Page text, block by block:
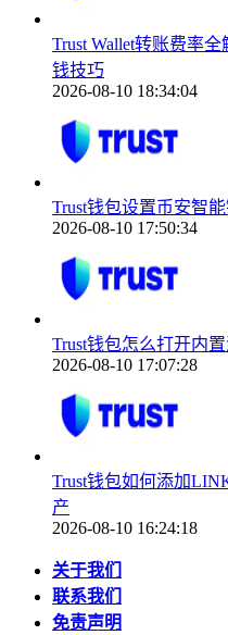
Trust Wallet转账费率
钱技巧
2026-08-10 18:34:04
Trust钱包设置币安智
2026-08-10 17:50:34
Trust钱包怎么打开内
2026-08-10 17:07:28
Trust钱包如何添加
产
2026-08-10 16:24:18
关于我们
联系我们
免责声明